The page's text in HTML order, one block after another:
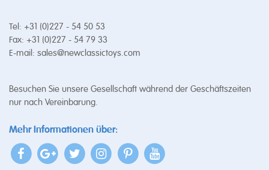
Tel: +31 (0)227 - 54 50 53
Fax: +31 (0)227 - 54 79 33
E-mail: sales@newclassictoys.com
Besuchen Sie unsere Gesellschaft während der Geschäftszeiten
nur nach Vereinbarung.
Mehr Informationen über: